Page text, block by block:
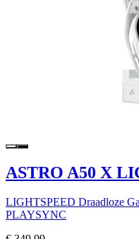
ASTRO A50 X
LIGHTSPEED Draadloze
PLAYSYNC